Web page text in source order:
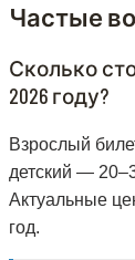
Частые
Сколько
2026 году?
Взрослый
детский —
Актуальные
год.